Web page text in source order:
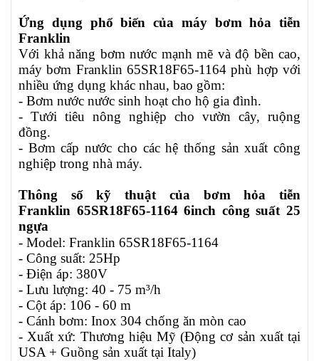
Ứng dụng phổ biến của máy bơm hỏa tiễn
Franklin
Với khả năng bơm nước mạnh mẽ và độ bền cao,
máy bơm Franklin 65SR18F65-1164 phù hợp với
nhiều ứng dụng khác nhau, bao gồm:
- Bơm nước nước sinh hoạt cho hộ gia đình.
- Tưới tiêu nông nghiệp cho vườn cây, ruộng
đồng.
- Bơm cấp nước cho các hệ thống sản xuất công
nghiệp trong nhà máy.
Thông số kỹ thuật của bơm hỏa tiễn
Franklin 65SR18F65-11646inch công suất 25
ngựa
- Model: Franklin 65SR18F65-1164
- Công suất: 25Hp
- Điện áp: 380V
- Lưu lượng: 40 - 75 m³/h
- Cột áp: 106 - 60 m
- Cánh bơm: Inox 304 chống ăn mòn cao
- Xuất xứ: Thương hiệu Mỹ (Động cơ sản xuất tại
USA + Guồng sản xuất tại Italy)